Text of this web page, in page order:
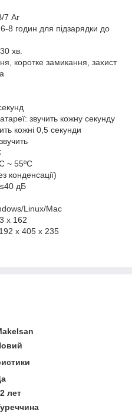
7 Аг
8 годин для підзарядки до
хв.
коротке замикання, захист
звучить кожну секунду
кожні 0,5 секунди
~ 55ºC
конденсації)
дБ
Linux/Mac
x 162
x 405 x 235
лет